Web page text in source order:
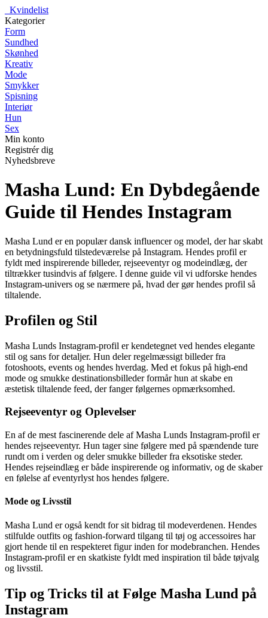
Kvindelist
Kategorier
Form
Sundhed
Skønhed
Kreativ
Mode
Smykker
Spisning
Interiør
Hun
Sex
Min konto
Registrér dig
Nyhedsbreve
Masha Lund: En Dybdegående
Guide til Hendes Instagram
Masha Lund er en populær dansk influencer og model, der har skabt
en betydningsfuld tilstedeværelse på Instagram. Hendes profil er
fyldt med inspirerende billeder, rejseeventyr og modeindlæg, der
tiltrækker tusindvis af følgere. I denne guide vil vi udforske hendes
Instagram-univers og se nærmere på, hvad der gør hendes profil så
tiltalende.
Profilen og Stil
Masha Lunds Instagram-profil er kendetegnet ved hendes elegante
stil og sans for detaljer. Hun deler regelmæssigt billeder fra
fotoshoots, events og hendes hverdag. Med et fokus på high-end
mode og smukke destinationsbilleder formår hun at skabe en
æstetisk tiltalende feed, der fanger følgernes opmærksomhed.
Rejseeventyr og Oplevelser
En af de mest fascinerende dele af Masha Lunds Instagram-profil er
hendes rejseeventyr. Hun tager sine følgere med på spændende ture
rundt om i verden og deler smukke billeder fra eksotiske steder.
Hendes rejseindlæg er både inspirerende og informativ, og de skaber
en følelse af eventyrlyst hos hendes følgere.
Mode og Livsstil
Masha Lund er også kendt for sit bidrag til modeverdenen. Hendes
stilfulde outfits og fashion-forward tilgang til tøj og accessoires har
gjort hende til en respekteret figur inden for modebranchen. Hendes
Instagram-profil er en skatkiste fyldt med inspiration til både tøjvalg
og livsstil.
Tip og Tricks til at Følge Masha Lund på
Instagram